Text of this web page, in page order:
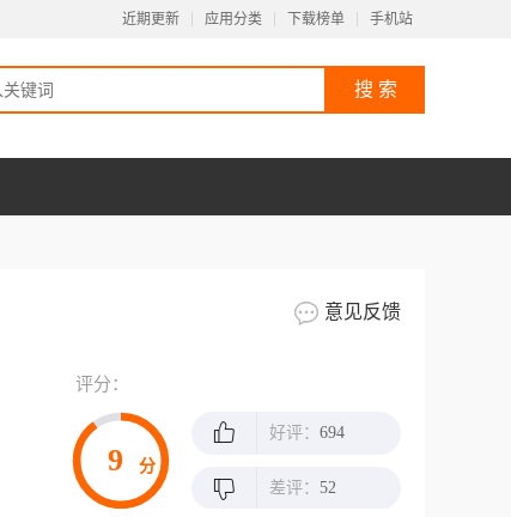
近期更新 应用分类 下载榜单 手机站
意见反馈
评分：
9 分
好评： 694
差评： 52